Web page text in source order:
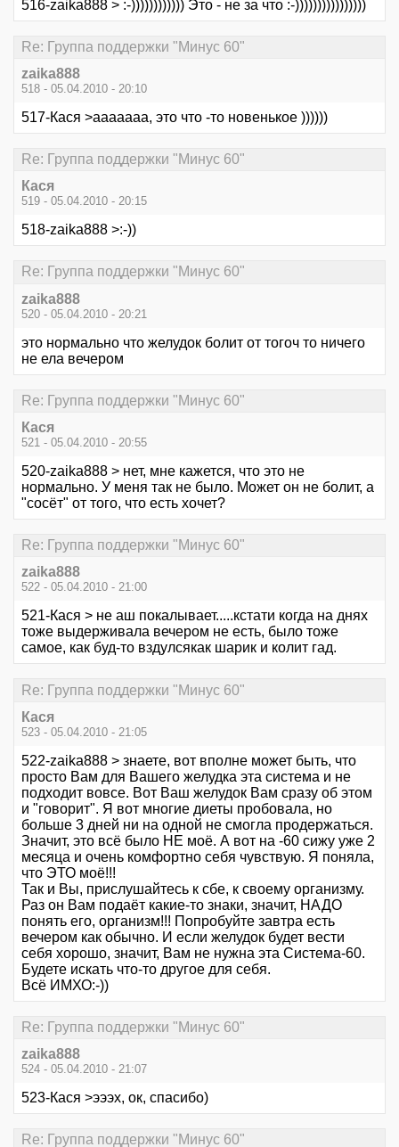
516-zaika888 > :-)))))))))))) Это - не за что :-))))))))))))))))
Re: Группа поддержки "Минус 60"
zaika888
518 - 05.04.2010 - 20:10
517-Кася >ааааааа, это что -то новенькое ))))))
Re: Группа поддержки "Минус 60"
Кася
519 - 05.04.2010 - 20:15
518-zaika888 >:-))
Re: Группа поддержки "Минус 60"
zaika888
520 - 05.04.2010 - 20:21
это нормально что желудок болит от тогоч то ничего
не ела вечером
Re: Группа поддержки "Минус 60"
Кася
521 - 05.04.2010 - 20:55
520-zaika888 > нет, мне кажется, что это не
нормально. У меня так не было. Может он не болит, а
"сосёт" от того, что есть хочет?
Re: Группа поддержки "Минус 60"
zaika888
522 - 05.04.2010 - 21:00
521-Кася > не аш покалывает.....кстати когда на днях
тоже выдерживала вечером не есть, было тоже
самое, как буд-то вздулсякак шарик и колит гад.
Re: Группа поддержки "Минус 60"
Кася
523 - 05.04.2010 - 21:05
522-zaika888 > знаете, вот вполне может быть, что
просто Вам для Вашего желудка эта система и не
подходит вовсе. Вот Ваш желудок Вам сразу об этом
и "говорит". Я вот многие диеты пробовала, но
больше 3 дней ни на одной не смогла продержаться.
Значит, это всё было НЕ моё. А вот на -60 сижу уже 2
месяца и очень комфортно себя чувствую. Я поняла,
что ЭТО моё!!!
Так и Вы, прислушайтесь к сбе, к своему организму.
Раз он Вам подаёт какие-то знаки, значит, НАДО
понять его, организм!!! Попробуйте завтра есть
вечером как обычно. И если желудок будет вести
себя хорошо, значит, Вам не нужна эта Система-60.
Будете искать что-то другое для себя.
Всё ИМХО:-))
Re: Группа поддержки "Минус 60"
zaika888
524 - 05.04.2010 - 21:07
523-Кася >эээх, ок, спасибо)
Re: Группа поддержки "Минус 60"